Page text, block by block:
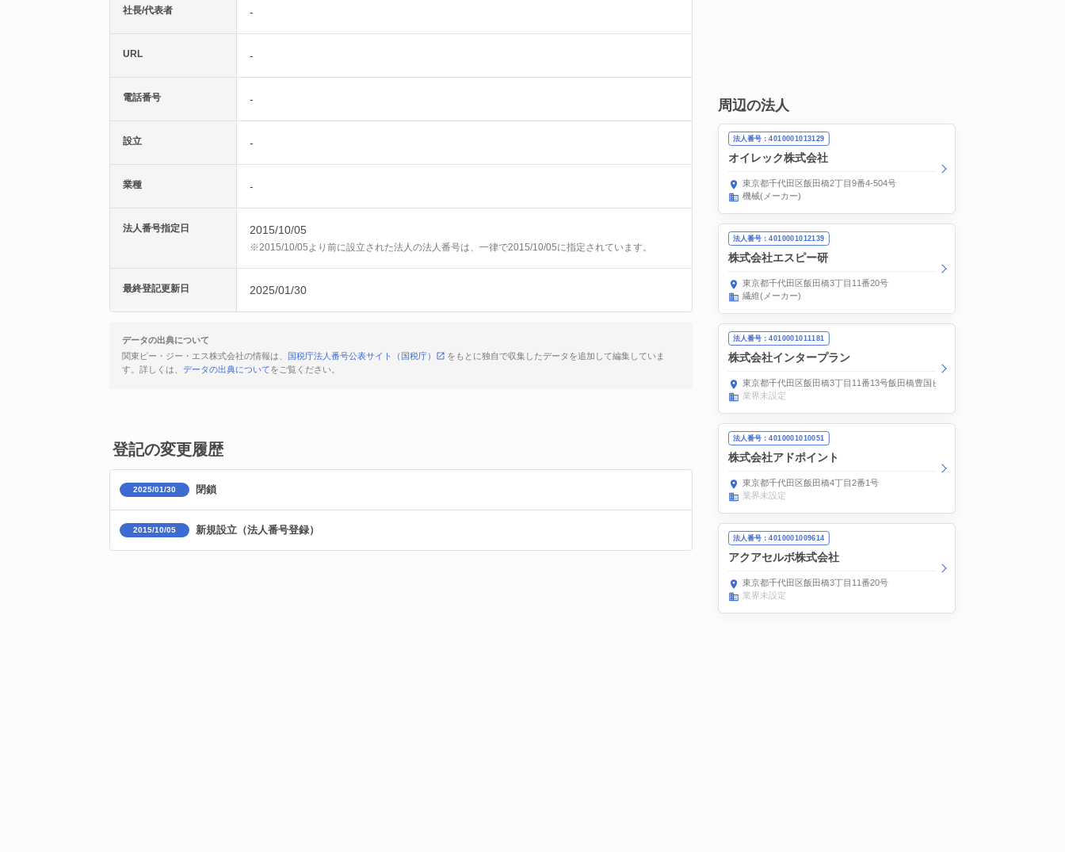
社長/代表者 -
URL -
電話番号 -
設立 -
業種 -
法人番号指定日 2015/10/05
※2015/10/05より前に設立された法人の法人番号は、一律で2015/10/05に指定されています。
最終登記更新日 2025/01/30
データの出典について
関東ピー・ジー・エス株式会社の情報は、
国税庁法人番号公表サイト（国税庁）
をもとに独自で収集したデータを追加して編集していま
す。詳しくは、 データの出典についてをご覧ください。
登記の変更履歴
2025/01/30 閉鎖
2015/10/05 新規設立（法人番号登録）
周辺の法人
法人番号：4010001013129
オイレック株式会社
東京都千代田区飯田橋2丁目9番4-504号
機械(メーカー)
法人番号：4010001012139
株式会社エスピー研
東京都千代田区飯田橋3丁目11番20号
繊維(メーカー)
法人番号：4010001011181
株式会社インタープラン
東京都千代田区飯田橋3丁目11番13号飯田橋豊国ビル
業界未設定
法人番号：4010001010051
株式会社アドポイント
東京都千代田区飯田橋4丁目2番1号
業界未設定
法人番号：4010001009614
アクアセルボ株式会社
東京都千代田区飯田橋3丁目11番20号
業界未設定